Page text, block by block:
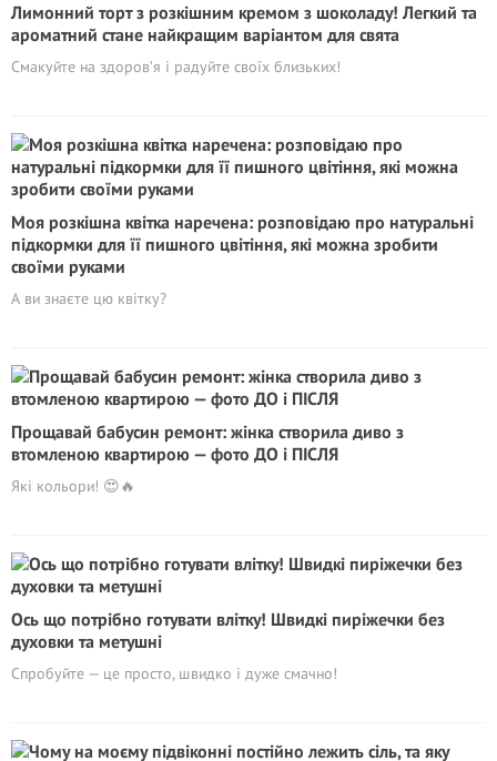
Лимонний торт з розкішним кремом з шоколаду! Легкий та
ароматний стане найкращим варіантом для свята
Смакуйте на здоров’я і радуйте своїх близьких!
Моя розкішна квітка наречена: розповідаю про натуральні
підкормки для її пишного цвітіння, які можна зробити
своїми руками
А ви знаєте цю квітку?
Прощавай бабусин ремонт: жінка створила диво з
втомленою квартирою — фото ДО і ПІСЛЯ
Які кольори! 😍🔥
Ось що потрібно готувати влітку! Швидкі пиріжечки без
духовки та метушні
Спробуйте — це просто, швидко і дуже смачно!